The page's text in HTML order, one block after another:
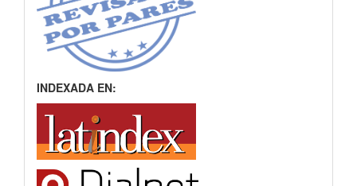
INDEXADA EN: